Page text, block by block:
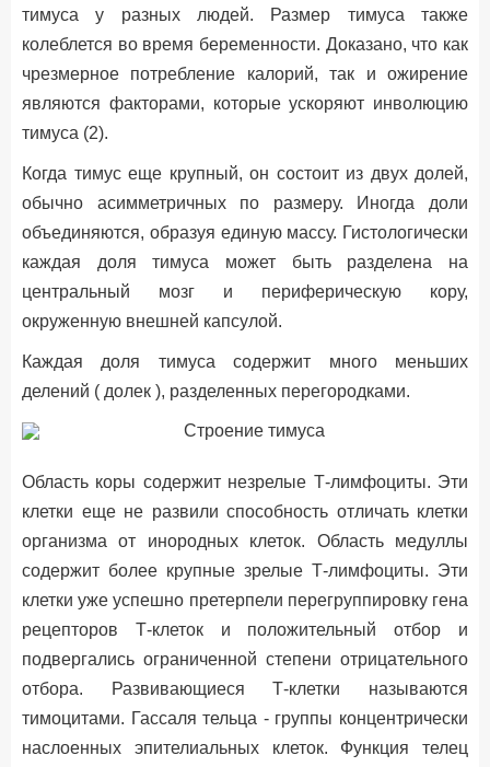
тимуса у разных людей. Размер тимуса также
колеблется во время беременности. Доказано, что как
чрезмерное потребление калорий, так и ожирение
являются факторами, которые ускоряют инволюцию
тимуса (2).
Когда тимус еще крупный, он состоит из двух долей,
обычно асимметричных по размеру. Иногда доли
объединяются, образуя единую массу. Гистологически
каждая доля тимуса может быть разделена на
центральный мозг и периферическую кору,
окруженную внешней капсулой.
Каждая доля тимуса содержит много меньших
делений ( долек ), разделенных перегородками.
Область коры содержит незрелые Т-лимфоциты. Эти
клетки еще не развили способность отличать клетки
организма от инородных клеток. Область медуллы
содержит более крупные зрелые Т-лимфоциты. Эти
клетки уже успешно претерпели перегруппировку гена
рецепторов Т-клеток и положительный отбор и
подвергались ограниченной степени отрицательного
отбора. Развивающиеся Т-клетки называются
тимоцитами. Гассаля тельца - группы концентрически
наслоенных эпителиальных клеток. Функция телец